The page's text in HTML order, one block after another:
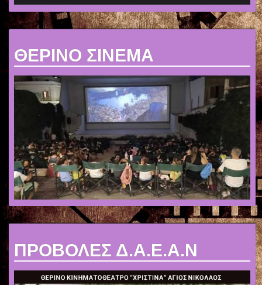
ΘΕΡΙΝΟ ΣΙΝΕΜΑ
ΠΡΟΒΟΛΕΣ Δ.Α.Ε.Α.Ν